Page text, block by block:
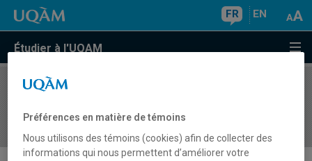
FR EN
Étudier à l'UQAM
COURS//
artificielles (IA) en organisation
Préférences en matière de témoins
Nous utilisons des témoins (cookies) afin de collecter des
informations qui nous permettent d’améliorer votre